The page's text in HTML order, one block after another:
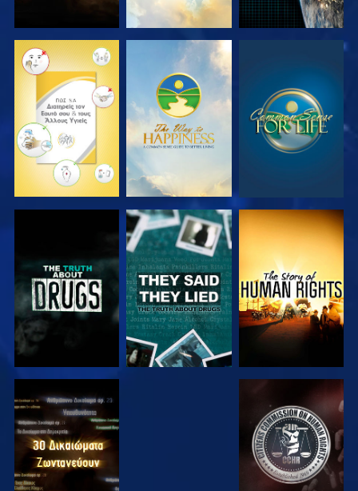
ΠΑΡΑΚΟΛΟΥΘΗΣΤΕ ΠΑΡΑΚΟΛΟΥΘΗΣΤΕ ΠΑΡΑΚΟΛΟΥΘΗΣΤΕ
ΠΑΡΑΚΟΛΟΥΘΗΣΤΕ ΠΑΡΑΚΟΛΟΥΘΗΣΤΕ ΠΑΡΑΚΟΛΟΥΘΗΣΤΕ
ΠΑΡΑΚΟΛΟΥΘΗΣΤΕ ΠΑΡΑΚΟΛΟΥΘΗΣΤΕ